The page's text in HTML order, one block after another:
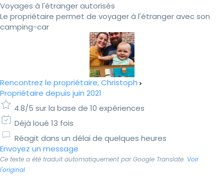
Voyages à l'étranger autorisés
Le propriétaire permet de voyager à l'étranger avec son
camping-car
Rencontrez le propriétaire, Christoph
Propriétaire depuis juin 2021
4.8/5 sur la base de 10 expériences
Déjà loué 13 fois
Réagit dans un délai de quelques heures
Envoyez un message
Ce texte a été traduit automatiquement par Google Translate. Voir
l'original